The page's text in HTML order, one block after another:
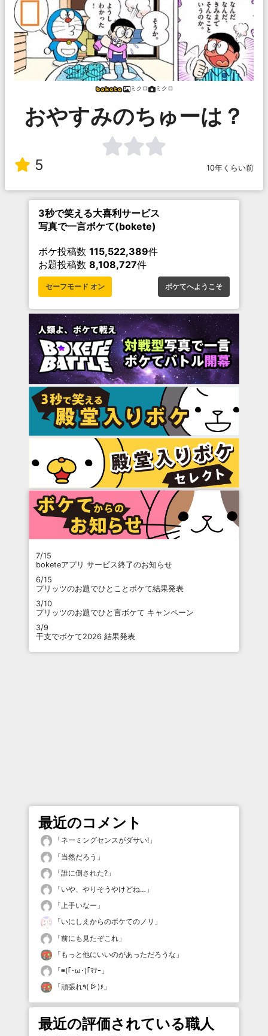
ミクロ ミクロ
おやすみのちゅーは？
5 10年くらい前
3秒で笑える大喜利サービス
写真で一言ボケて(bokete)
ボケ投稿数 115,522,389件
お題投稿数 8,108,727件
セーフモード オン ボケてへようこそ
7/15
boketeアプリ サービス終了のお知らせ
6/15
プリッツのお題でひとことボケて結果発表
3/10
プリッツのお題でひと言ボケて キャンペーン
3/9
干支でボケて2026 結果発表
最近のコメント
「ネーミングセンスがダサい! 」
「当然だろう 」
「誰に倒された? 」
「いや、やりそうやけどね… 」
「上手いなー 」
「いにしえからのボケてのノリ 」
「前にも見たぞこれ 」
「 もっと他にいいのがあっただろうな 」
「≡(｢･ω･)｢ﾏﾃｰ 」
「
頑張れ٩( ᐖ )۶ 」
最近の評価されている職人